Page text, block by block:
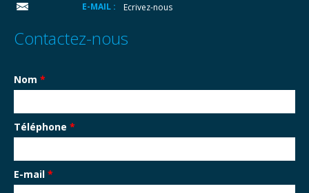
E-MAIL : Ecrivez-nous
Contactez-nous
Nom *
Téléphone *
E-mail *